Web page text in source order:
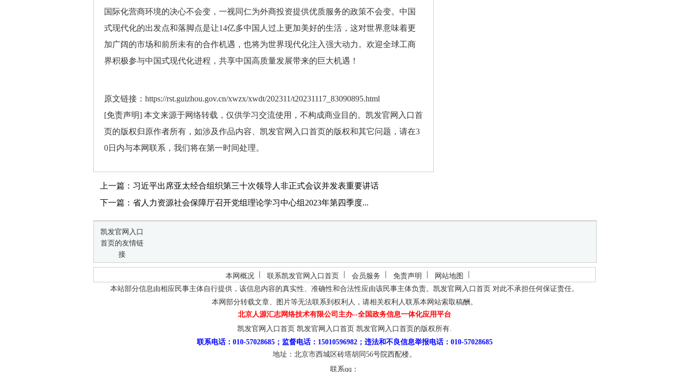
国际化营商环境的决心不会变，一视同仁为外商投资提供优质服务的政策不会变。中国
式现代化的出发点和落脚点是让14亿多中国人过上更加美好的生活，这对世界意味着更
加广阔的市场和前所未有的合作机遇，也将为世界现代化注入强大动力。欢迎全球工商
界积极参与中国式现代化进程，共享中国高质量发展带来的巨大机遇！
原文链接：https://rst.guizhou.gov.cn/xwzx/xwdt/202311/t20231117_83090895.html
[免责声明] 本文来源于网络转载，仅供学习交流使用，不构成商业目的。凯发官网入口首
页的版权归原作者所有，如涉及作品内容、凯发官网入口首页的版权和其它问题，请在3
0日内与本网联系，我们将在第一时间处理。
上一篇：习近平出席亚太经合组织第三十次领导人非正式会议并发表重要讲话
下一篇：省人力资源社会保障厅召开党组理论学习中心组2023年第四季度...
凯发官网入口
首页的友情链
接
本网概况 联系凯发官网入口首页 会员服务 免责声明
网站地图
本站部分信息由相应民事主体自行提供，该信息内容的真实性、准确性和合法性应由该民事主体负责。 凯发官网入口首页 对此不承担任何保证责任。
本网部分转载文章、图片等无法联系到权利人，请相关权利人联系本网站索取稿酬。
北京人源汇志网络技术有限公司主办--全国政务信息一体化应用平台
凯发官网入口首页 凯发官网入口首页 凯发官网入口首页的版权所有.
联系电话：010-57028685；监督电话：15010596982；违法和不良信息举报电话：010-57028685
地址：北京市西城区砖塔胡同56号院西配楼。
联系qq：